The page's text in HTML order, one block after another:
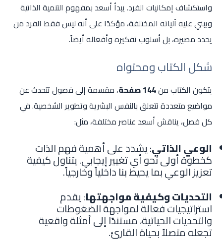
واستكشاف إمكانيات الفرد. يبدأ أسعد بمفهوم التنمية الذاتية
ويبني عليه آلياته المختلفة، مؤكدًا على أنه ليس فقط الفرد من
يحدد مصيره، بل أسلوب تفكيره وأفعاله أيضاً.
شكل الكتاب ومحتواه
يتكون الكتاب من144 صفحة
، مقسمة إلى فصول تتحدث عن
مواضيع متعددة تتعلق بالنفس البشرية وتطوير الشخصية. في
كل فصل، يناقش أسعد عناصر مختلفة، مثل:
الوعي الذاتي: يشدد على أهمية فهم الذات
كخطوة أولى نحو أي تغيير إيجابي. يتناول كيفية
تعزيز الوعي بما يحيط بنا داخلياً وخارجياً.
التحديات وكيفية مواجهتها: يقدم
استراتيجيات فعالة لمواجهة الضغوطات
والتحديات الحياتية، مستندًا إلى أمثلة واقعية
تجعله متصلاً بحياة القارئ.